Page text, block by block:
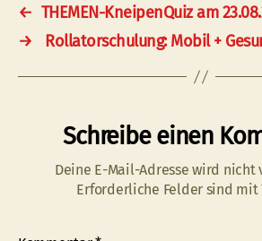
← THEMEN-KneipenQuiz am
→
Rollatorschulung: Mobil +
Schreibe einen
Deine E-Mail-Adresse wird
Erforderliche Felder sind mit